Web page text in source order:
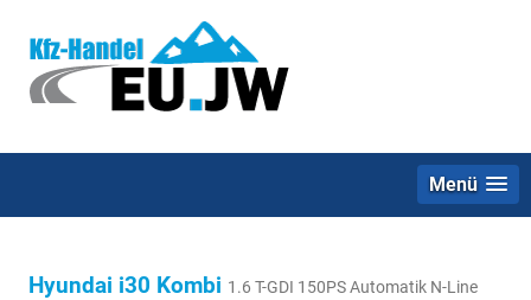
Menü
Hyundai i30 Kombi 1.6 T-GDI 150PS Automatik N-Line